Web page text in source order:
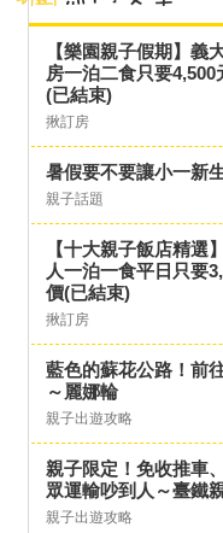
【樂園親子假期】義
房一泊二食只要4,500
(已結束)
揪訂房
暑假要不要讓小一新
親子話題
【十大親子飯店精選
人一泊一食平日只要
價(已結束)
揪訂房
藍色的蘇花公路！前
～麗娜輪
親子出遊攻略
親子限定！免收推車
眾運輸吵到人～臺鐵
親子出遊攻略